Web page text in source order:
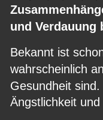
und Verdauung
Bekannt ist
wahrscheinlich
Gesundheit
Ängstlichkeit